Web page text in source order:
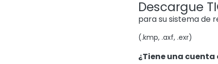
Descargue
para su sistema de
(.kmp, .axf, .exr)
¿Tiene una